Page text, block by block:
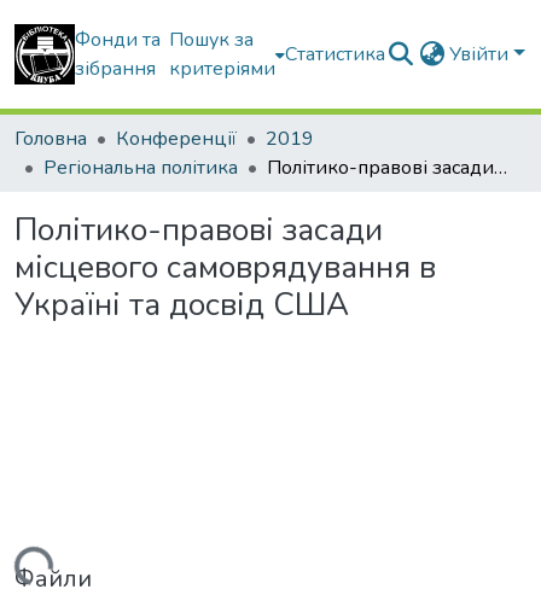
Фонди та
зібрання
Пошук за
критеріями
Статистика Увійти
Головна Конференції
2019
Регіональна політика
Політико-правові засади місцевого самоврядування в Україні та досвід США
Політико-правові засади
місцевого самоврядування в
Україні та досвід США
Файли